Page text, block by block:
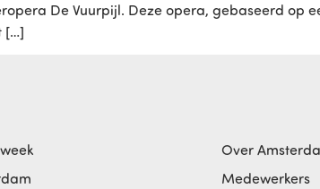
De Vuurpijl. Deze opera, gebaseerd op
[…]
Over
Medewerkers